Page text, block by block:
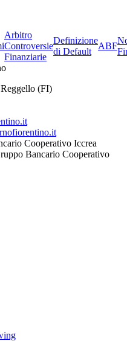
Arbitro
Controversie
Finanziarie
Definizione
di Default
ABF
(FI)
Cooperativo Iccrea
Bancario Cooperativo